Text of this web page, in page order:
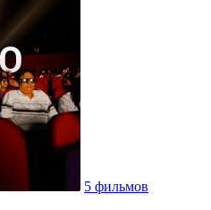
5 фильмов